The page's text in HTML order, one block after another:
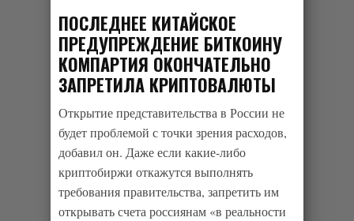
ПОСЛЕДНЕЕ КИТАЙСКОЕ
ПРЕДУПРЕЖДЕНИЕ БИТКОИНУ
КОМПАРТИЯ ОКОНЧАТЕЛЬНО
ЗАПРЕТИЛА КРИПТОВАЛЮТЫ
Открытие представительства в России не
будет проблемой с точки зрения расходов,
добавил он. Даже если какие-либо
криптобиржи откажутся выполнять
требования правительства, запретить им
открывать счета россиянам «в реальности